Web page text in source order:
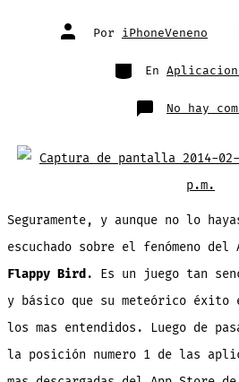
Autor
de Por iPhoneVeneno
Categorías
En
No hay
Seguramente, y aunque no lo
escuchado sobre el fenómeno del
Flappy Bird . Es un juego tan
y básico que su meteórico éxito
los mas entendidos. Luego de
la posición numero 1 de las